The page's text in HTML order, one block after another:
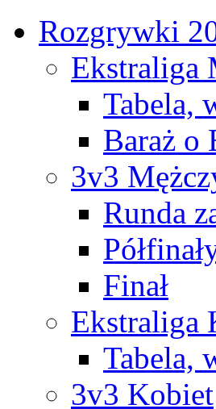
Rozgrywki
Ekstraliga
Tabela,
Baraż o
3v3
Runda
Finał
Ekstraliga
Tabela,
3v3 Kobiet